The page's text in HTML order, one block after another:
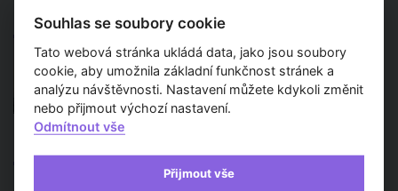
Zprávy a aktuality
se stane hotel
Článek / 27. 8. 2018
Města a urbanismus
Clam-Gallasův palác: Výstavní síň
antiky v srdci Prahy
Souhlas se soubory cookie
Tato webová stránka ukládá data, jako jsou soubory
cookie, aby umožnila základní funkčnost stránek a
analýzu návštěvnosti. Nastavení můžete kdykoli změnit
nebo přijmout výchozí nastavení.
Odmítnout vše
Přijmout vše